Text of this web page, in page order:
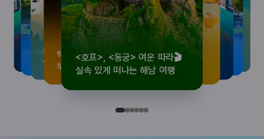
<호프>, <동궁> 여운 따라🎬
실속 있게 떠나는 해남 여행
로컬 감성 수집!
전국 로컬 기념품숍 3곳⭐
우리말이 더 재미있어지는
세종 한글 여행
숲길부터 천년 고찰까지!
마음에 쉼을 더하는 부안
뚜벅이 여행자 주목🚶
양양 1박 2일 코스
백제의 숨결을 따라,
부여에서 만나는 여름
<호프>, <동궁> 여운 따라🎬
실속 있게 떠나는 해남 여행
로컬 감성 수집!
전국 로컬 기념품숍 3곳⭐
우리말이 더 재미있어지는
세종 한글 여행
숲길부터 천년 고찰까지!
마음에 쉼을 더하는 부안
뚜벅이 여행자 주목🚶
양양 1박 2일 코스
백제의 숨결을 따라,
부여에서 만나는 여름
<호프>, <동궁> 여운 따라🎬
실속 있게 떠나는 해남 여행
로컬 감성 수집!
전국 로컬 기념품숍 3곳⭐
우리말이 더 재미있어지는
세종 한글 여행
숲길부터 천년 고찰까지!
마음에 쉼을 더하는 부안
뚜벅이 여행자 주목🚶
양양 1박 2일 코스
백제의 숨결을 따라,
부여에서 만나는 여름